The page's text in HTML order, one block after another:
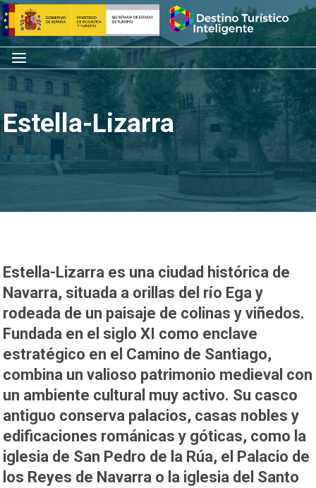
Saltar
al
contenido
Inicio
Menú
Estella-Lizarra
Estella-Lizarra es una ciudad histórica de
Navarra, situada a orillas del río Ega y
rodeada de un paisaje de colinas y viñedos.
Fundada en el siglo XI como enclave
estratégico en el Camino de Santiago,
combina un valioso patrimonio medieval con
un ambiente cultural muy activo. Su casco
antiguo conserva palacios, casas nobles y
edificaciones románicas y góticas, como la
iglesia de San Pedro de la Rúa, el Palacio de
los Reyes de Navarra o la iglesia del Santo